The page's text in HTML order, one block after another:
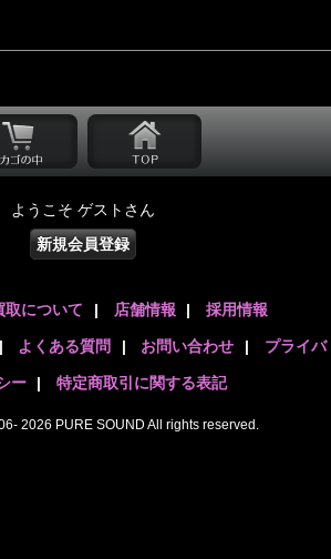
ようこそ ゲストさん
新規会員登録
取について | 店舗情報 | 採用情報
| よくある質問 | お問い合わせ | プライバ
ー | 特定商取引に関する表記
2026 PURE SOUND All rights reserved.